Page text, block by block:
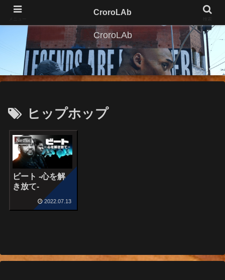
CroroLAb
ヒップホップ
Netflix
ビート -心を解
き放て-
2022.07.13
CroroLAb